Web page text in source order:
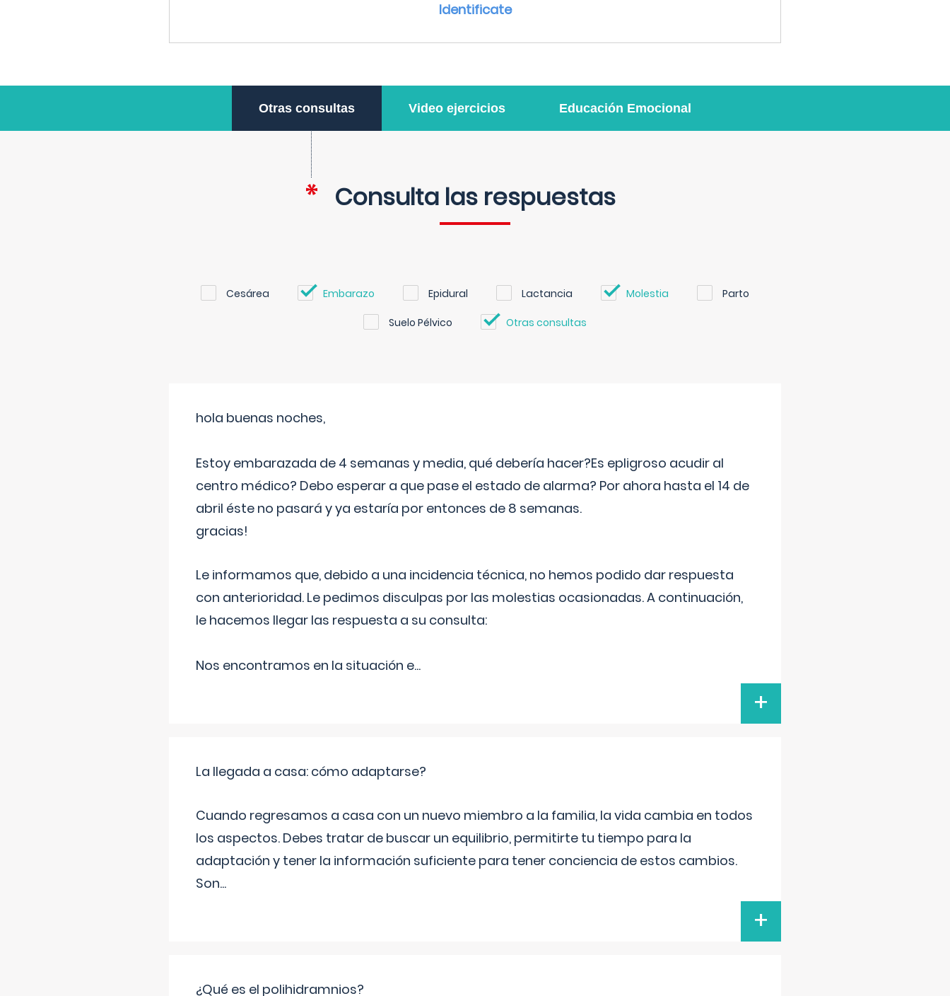
Identificate
Otras consultas Video ejercicios Educación Emocional
Consulta las respuestas
Cesárea Embarazo Epidural Lactancia Molestia Parto
Suelo Pélvico Otras consultas
hola buenas noches,
Estoy embarazada de 4 semanas y media, qué debería hacer?Es epligroso acudir al
centro médico? Debo esperar a que pase el estado de alarma? Por ahora hasta el 14 de
abril éste no pasará y ya estaría por entonces de 8 semanas.
gracias!
Le informamos que, debido a una incidencia técnica, no hemos podido dar respuesta
con anterioridad. Le pedimos disculpas por las molestias ocasionadas. A continuación,
le hacemos llegar las respuesta a su consulta:
Nos encontramos en la situación e...
+
La llegada a casa: cómo adaptarse?
Cuando regresamos a casa con un nuevo miembro a la familia, la vida cambia en todos
los aspectos. Debes tratar de buscar un equilibrio, permitirte tu tiempo para la
adaptación y tener la información suficiente para tener conciencia de estos cambios.
Son...
+
¿Qué es el polihidramnios?